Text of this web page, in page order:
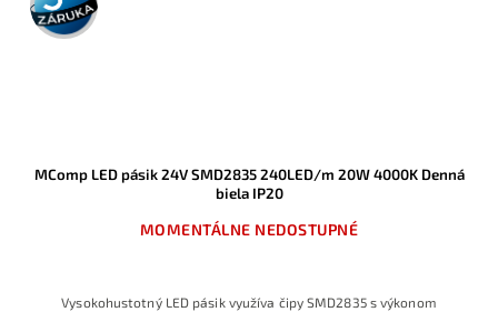
MComp LED pásik 24V SMD2835 240LED/m 20W 4000K Denná
biela IP20
MOMENTÁLNE NEDOSTUPNÉ
Vysokohustotný LED pásik využíva čipy SMD2835 s výkonom